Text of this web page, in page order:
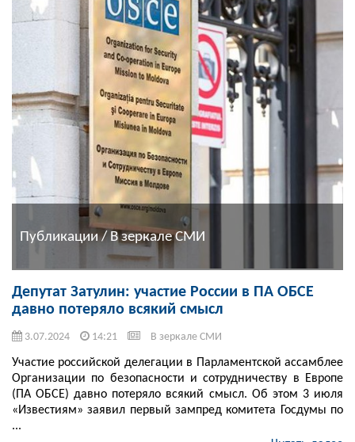
Публикации / В зеркале СМИ
Депутат Затулин: участие России в ПА ОБСЕ
давно потеряло всякий смысл
3.07.2024 14:21 В зеркале СМИ
Участие российской делегации в Парламентской ассамблее
Организации по безопасности и сотрудничеству в Европе
(ПА ОБСЕ) давно потеряло всякий смысл. Об этом 3 июля
«Известиям» заявил первый зампред комитета Госдумы по
...